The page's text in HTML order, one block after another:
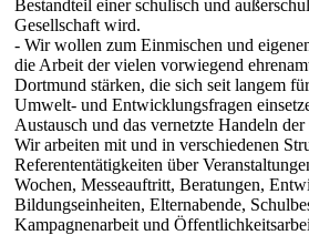
Bestandteil einer schulisch und
Gesellschaft wird.
- Wir wollen zum Einmischen und
die Arbeit der vielen vorwiegend
Dortmund stärken, die sich seit langem
Umwelt- und Entwicklungsfragen
Austausch und das vernetzte Handeln
Wir arbeiten mit und in verschiedenen
Referententätigkeiten über
Wochen, Messeauftritt, Beratungen,
Bildungseinheiten, Elternabende,
Kampagnenarbeit und